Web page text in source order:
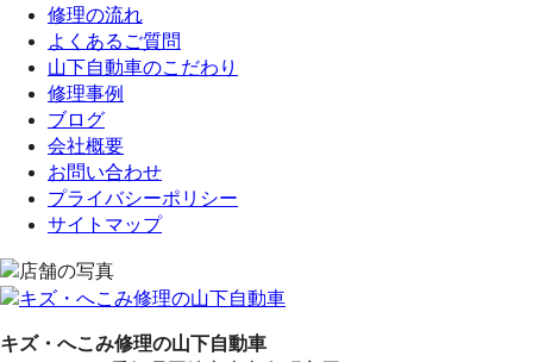
修理の流れ
よくあるご質問
山下自動車のこだわり
修理事例
ブログ
会社概要
お問い合わせ
プライバシーポリシー
サイトマップ
キズ・へこみ修理の山下自動車